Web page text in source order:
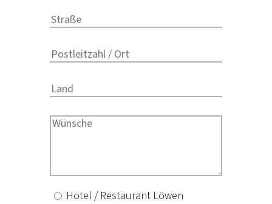
Hotel / Restaurant Löwen
SAISONAL
FAMILIENZEIT, DIE ÜBERRASCHT!